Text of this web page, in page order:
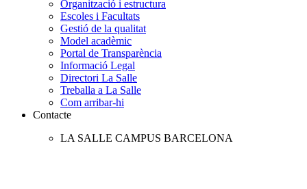
Organització i estructura
Escoles i Facultats
Gestió de la qualitat
Model acadèmic
Portal de Transparència
Informació Legal
Directori La Salle
Treballa a La Salle
Com arribar-hi
Contacte
LA SALLE CAMPUS BARCELONA